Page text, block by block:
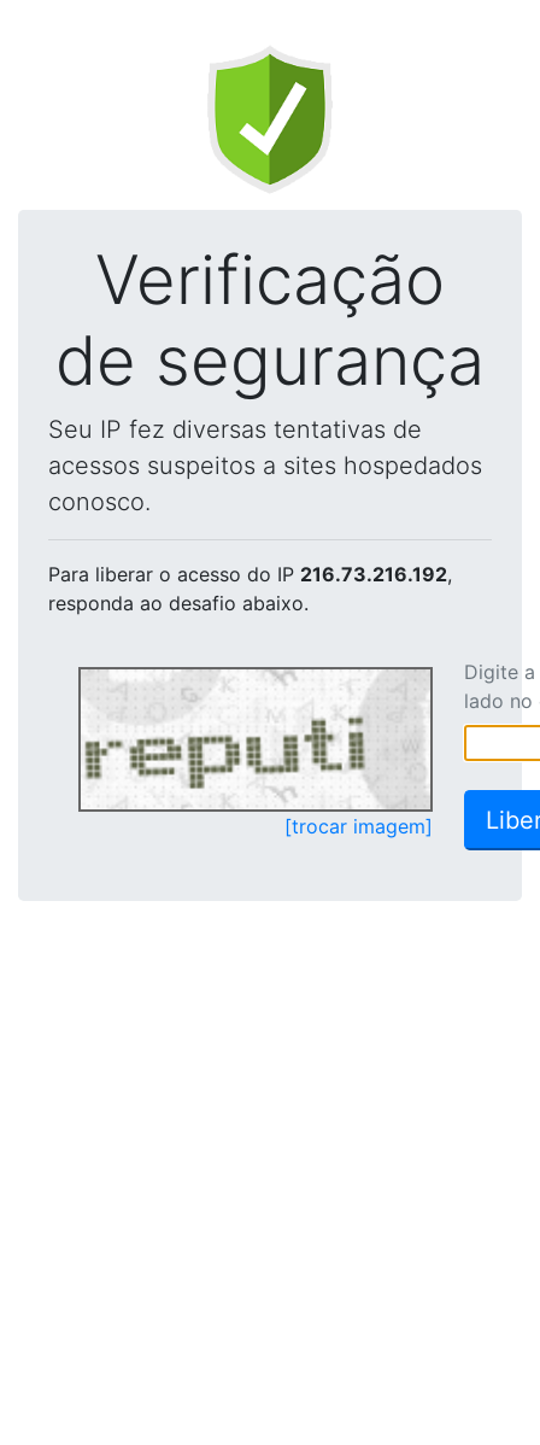
Verificação
de segurança
Seu IP fez diversas tentativas de
acessos suspeitos a sites hospedados
conosco.
Para liberar o acesso do IP 216.73.216.192,
responda ao desafio abaixo.
[trocar imagem]
Digite
lado no